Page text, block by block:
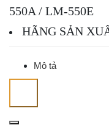
550A / LM-550E
HÃNG SẢN
Mô tả